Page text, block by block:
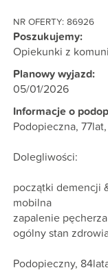
NR OFERTY: 86926
Poszukujemy:
Opiekunki z
Planowy wyjazd:
05/01/2026
Informacje o
Podopieczna,
Dolegliwości:
początki demencji
mobilna
zapalenie
ogólny stan
Podopieczny,